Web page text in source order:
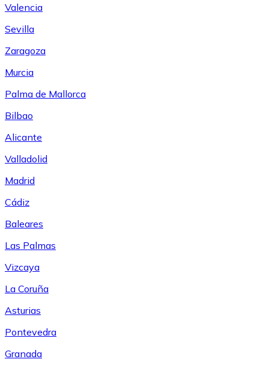
Valencia
Sevilla
Zaragoza
Murcia
Palma de Mallorca
Bilbao
Alicante
Valladolid
Madrid
Cádiz
Baleares
Las Palmas
Vizcaya
La Coruña
Asturias
Pontevedra
Granada